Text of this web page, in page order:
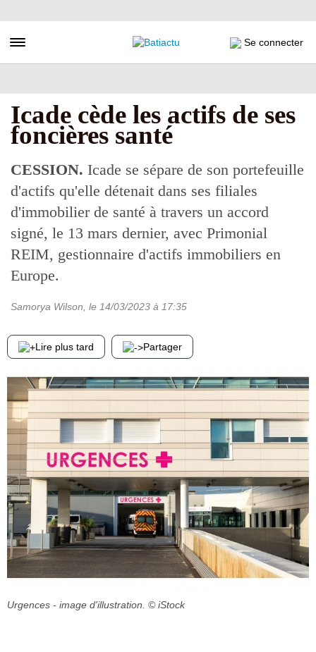
au
principal
Toggle navigation Se connecter
Icade cède les actifs de ses
foncières santé
CESSION. Icade se sépare de son portefeuille
d'actifs qu'elle détenait dans ses filiales
d'immobilier de santé à travers un accord
signé, le 13 mars dernier, avec Primonial
REIM, gestionnaire d'actifs immobiliers en
Europe.
Samorya Wilson , le 14/03/2023 à 17:35
Lire plus tard Partager
Urgences - image d'illustration. © iStock